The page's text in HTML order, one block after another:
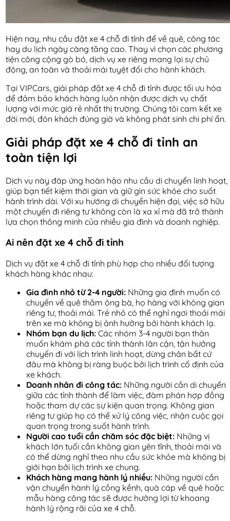
Hiện nay, nhu cầu đặt xe 4 chỗ đi tỉnh để về quê, công tác
hay du lịch ngày càng tăng cao. Thay vì chọn các phương
tiện công cộng gò bó, dịch vụ xe riêng mang lại sự chủ
động, an toàn và thoải mái tuyệt đối cho hành khách.
Tại VIPCars, giải pháp đặt xe 4 chỗ đi tỉnh được tối ưu hóa
để đảm bảo khách hàng luôn nhận được dịch vụ chất
lượng với mức giá rẻ nhất thị trường. Chúng tôi cam kết xe
đời mới, đón khách đúng giờ và không phát sinh chi phí ẩn.
Giải pháp đặt xe 4 chỗ đi tỉnh an
toàn tiện lợi
Dịch vụ này đáp ứng hoàn hảo nhu cầu di chuyển linh hoạt,
giúp bạn tiết kiệm thời gian và giữ gìn sức khỏe cho suốt
hành trình dài. Với xu hướng di chuyển hiện đại, việc sở hữu
một chuyến đi riêng tư không còn là xa xỉ mà đã trở thành
lựa chọn thông minh của nhiều gia đình và doanh nghiệp.
Ai nên đặt xe 4 chỗ đi tỉnh
Dịch vụ đặt xe 4 chỗ đi tỉnh phù hợp cho nhiều đối tượng
khách hàng khác nhau:
Gia đình nhỏ từ 2-4 người:Những gia đình muốn có
chuyến về quê thăm ông bà, họ hàng với không gian
riêng tư, thoải mái. Trẻ nhỏ có thể nghỉ ngơi thoải mái
trên xe mà không bị ảnh hưởng bởi hành khách lạ.
Nhóm bạn du lịch:Các nhóm 3-4 người bạn thân
muốn khám phá các tỉnh thành lân cận, tận hưởng
chuyến đi với lịch trình linh hoạt, dừng chân bất cứ
đâu mà không bị ràng buộc bởi lịch trình cố định của
xe khách.
Doanh nhân đi công tác:Những người cần di chuyển
giữa các tỉnh thành để làm việc, đàm phán hợp đồng
hoặc tham dự các sự kiện quan trọng. Không gian
riêng tư giúp họ có thể xử lý công việc, nhận cuộc gọi
quan trọng trong suốt hành trình.
Người cao tuổi cần chăm sóc đặc biệt:Những vị
khách lớn tuổi cần không gian yên tĩnh, thoải mái và
có thể dừng nghỉ theo nhu cầu sức khỏe mà không bị
giới hạn bởi lịch trình xe chung.
Khách hàng mang hành lý nhiều:Những người cần
vận chuyển hành lý cồng kềnh, quà cáp về quê hoặc
mẫu hàng công tác sẽ được hưởng lợi từ khoang
hành lý rộng rãi của xe 4 chỗ.